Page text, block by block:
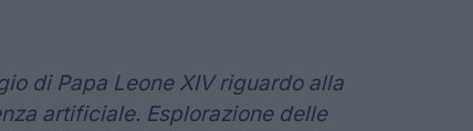
di Papa Leone XIV riguardo alla
artificiale. Esplorazione delle